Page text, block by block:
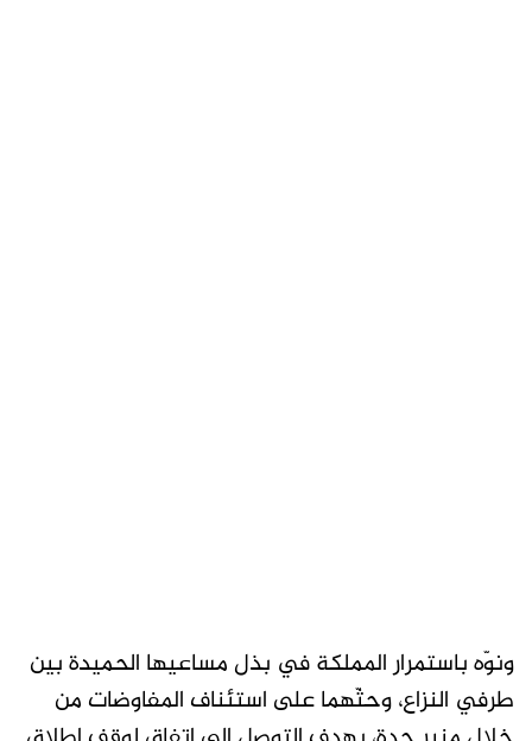
ونوّه باستمرار المملكة في بذل مساعيها الحميدة بين
طرفي النزاع، وحثّهما على استئناف المفاوضات من